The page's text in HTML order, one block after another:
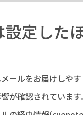
定した
ールをお届けしや
が確認されています。